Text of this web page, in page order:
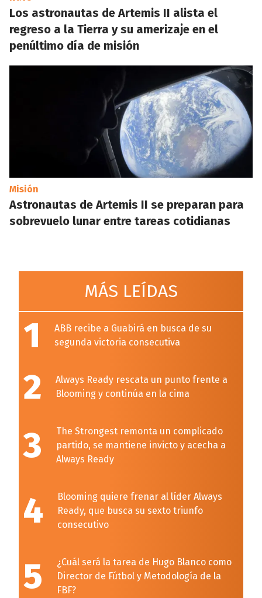
Los astronautas de Artemis II alista el
regreso a la Tierra y su amerizaje en el
penúltimo día de misión
Misión
Astronautas de Artemis II se preparan para
sobrevuelo lunar entre tareas cotidianas
MÁS LEÍDAS
1
ABB recibe a Guabirá en busca de su
segunda victoria consecutiva
2
Always Ready rescata un punto frente a
Blooming y continúa en la cima
3
The Strongest remonta un complicado
partido, se mantiene invicto y acecha a
Always Ready
4
Blooming quiere frenar al líder Always
Ready, que busca su sexto triunfo
consecutivo
5
¿Cuál será la tarea de Hugo Blanco como
Director de Fútbol y Metodología de la
FBF?